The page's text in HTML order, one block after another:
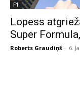
F1
Lopess
Super
Roberts Graudiņš - 6.